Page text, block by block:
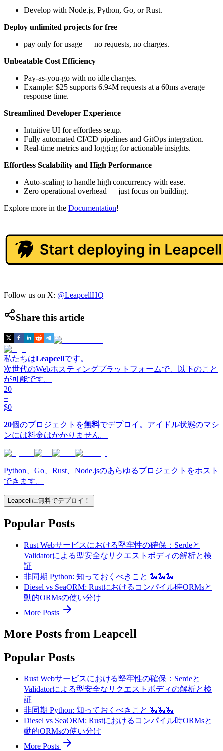
Develop with Node.js, Python, Go, or Rust.
Deploy unlimited projects for free
pay only for usage — no requests, no charges.
Unbeatable Cost Efficiency
Pay-as-you-go with no idle charges.
Example: $25 supports 6.94M requests at a 60ms average
response time.
Streamlined Developer Experience
Intuitive UI for effortless setup.
Fully automated CI/CD pipelines and GitOps integration.
Real-time metrics and logging for actionable insights.
Effortless Scalability and High Performance
Auto-scaling to handle high concurrency with ease.
Zero operational overhead — just focus on building.
Explore more in the Documentation!
Follow us on X: @LeapcellHQ
Share this article
私たちはLeapcellです。
次世代のWebホスティングプラットフォームで、以下のこと
が可能です。
20
=
$0
20個のプロジェクトを無料でデプロイ。アイドル状態のマシ
ンには料金はかかりません。
Python、Go、Rust、Node.jsのあらゆるプロジェクトをホスト
できます。
Leapcellに無料でデプロイ！
Popular Posts
Rust Webサービスにおける堅牢性の確保：Serdeと
Validatorによる型安全なリクエストボディの解析と検
証
非同期 Python: 知っておくべきこと 🐍🐍🐍
Diesel vs SeaORM: Rustにおけるコンパイル時ORMsと
動的ORMsの使い分け
More Posts
More Posts from Leapcell
Popular Posts
Rust Webサービスにおける堅牢性の確保：Serdeと
Validatorによる型安全なリクエストボディの解析と検
証
非同期 Python: 知っておくべきこと 🐍🐍🐍
Diesel vs SeaORM: Rustにおけるコンパイル時ORMsと
動的ORMsの使い分け
More Posts